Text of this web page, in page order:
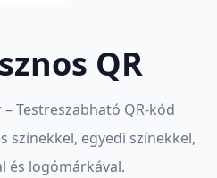
QR
Testreszabható QR-kód
színekkel, egyedi színekkel,
és logómárkával.